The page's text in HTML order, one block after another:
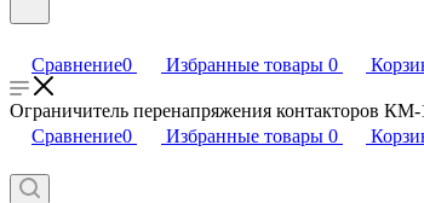
Сравнение0 Избранные товары 0
Ограничитель перенапряжения контакторов
Сравнение0 Избранные товары 0